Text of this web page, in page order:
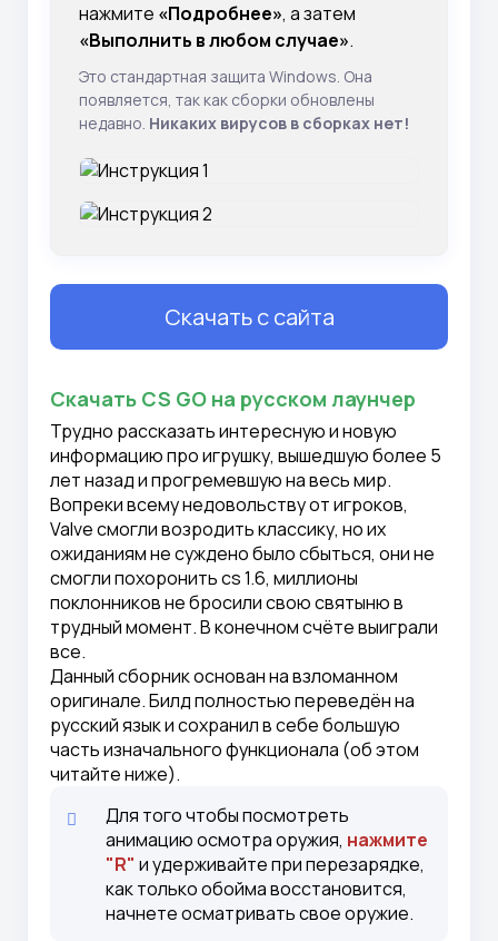
нажмите «Подробнее», а затем
«Выполнить в любом случае».
Это стандартная защита Windows. Она
появляется, так как сборки обновлены
недавно. Никаких вирусов в сборках нет!
Скачать с сайта
Скачать CS GO на русском лаунчер
Трудно рассказать интересную и новую
информацию про игрушку, вышедшую более 5
лет назад и прогремевшую на весь мир.
Вопреки всему недовольству от игроков,
Valve смогли возродить классику, но их
ожиданиям не суждено было сбыться, они не
смогли похоронить cs 1.6, миллионы
поклонников не бросили свою святыню в
трудный момент. В конечном счёте выиграли
все.
Данный сборник основан на взломанном
оригинале. Билд полностью переведён на
русский язык и сохранил в себе большую
часть изначального функционала (об этом
читайте ниже).
Для того чтобы посмотреть
анимацию осмотра оружия, нажмите
"R" и удерживайте при перезарядке,
как только обойма восстановится,
начнете осматривать свое оружие.